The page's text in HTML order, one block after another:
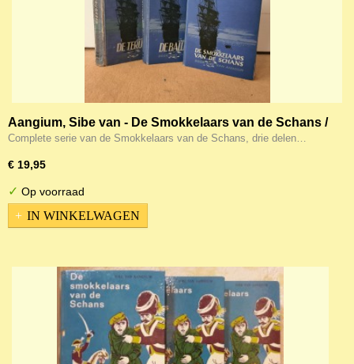
Aangium, Sibe van - De Smokkelaars van de Schans /
De Ballingen / De Terugkeer
Complete serie van de Smokkelaars van de Schans, drie delen…
€ 19,95
✓ Op voorraad
IN WINKELWAGEN